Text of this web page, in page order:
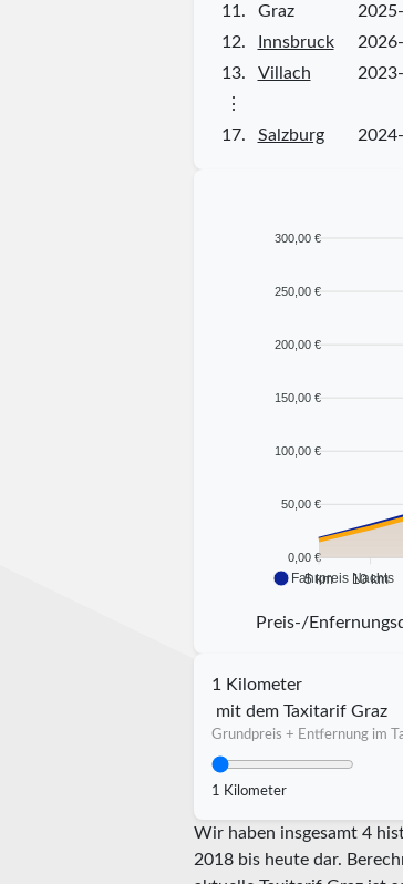
11.
Graz
12.
Innsbruck
13.
Villach
⋮
17.
Salzburg
300,00 €
250,00 €
200,00 €
150,00 €
100,00 €
50,00 €
0,00 €
5 km 10 km
Fahrpreis Nachts
Preis-/
1 Kilometer
mit dem Taxitarif Graz
Grundpreis + Entfernung im
1 Kilometer
Wir haben insgesamt 4
2018 bis heute dar.